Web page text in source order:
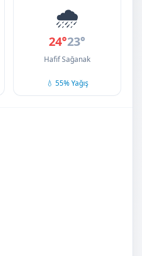
🌧️
24°23°
Hafif Sağanak
💧 55% Yağış